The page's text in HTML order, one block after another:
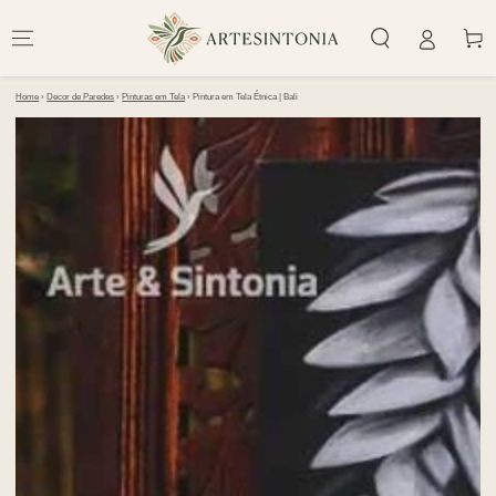
CONTEÚDO
Home › Decor de Paredes › Pinturas em Tela› Pintura em Tela Étnica | Bali
PULAR PARA
INFORMAÇÕES DO
PRODUTO